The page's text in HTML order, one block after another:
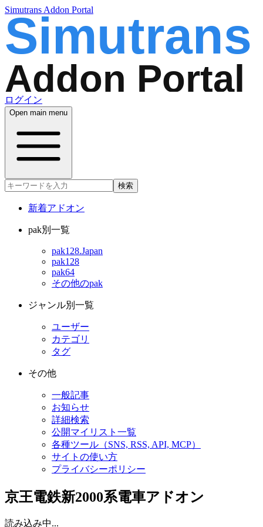
Simutrans Addon Portal
ログイン
Open main menu
検索
新着アドオン
pak別一覧
pak128.Japan
pak128
pak64
その他のpak
ジャンル別一覧
ユーザー
カテゴリ
タグ
その他
一般記事
お知らせ
詳細検索
公開マイリスト一覧
各種ツール（SNS, RSS, API, MCP）
サイトの使い方
プライバシーポリシー
京王電鉄新2000系電車アドオン
読み込み中...